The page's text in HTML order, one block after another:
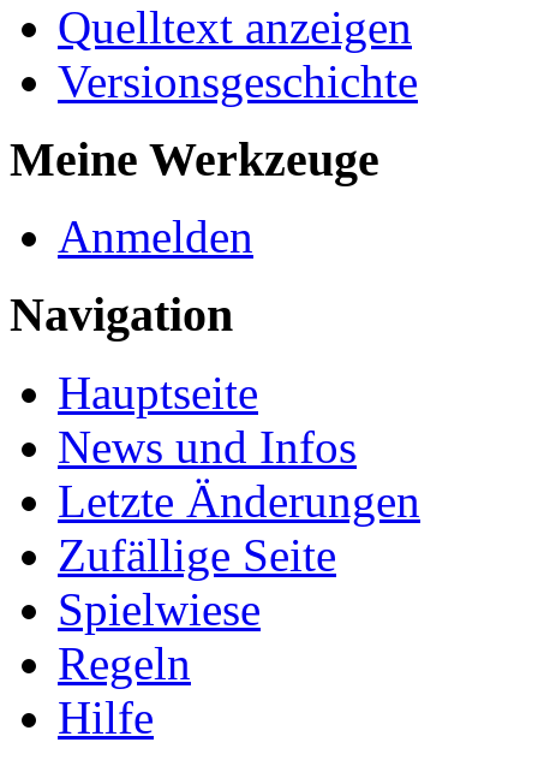
Quelltext anzeigen
Versionsgeschichte
Meine Werkzeuge
Anmelden
Navigation
Hauptseite
News und Infos
Letzte Änderungen
Zufällige Seite
Spielwiese
Regeln
Hilfe